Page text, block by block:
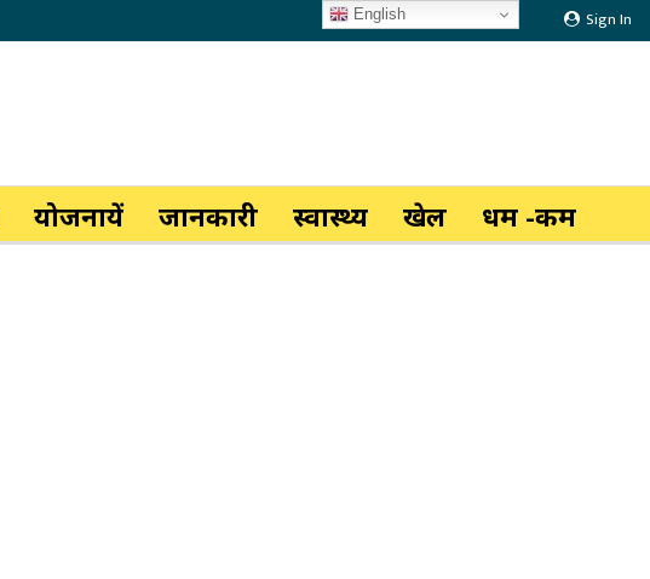
Sign In
योजनायें जानकारी स्वास्थ्य खेल धर्म -कर्म
English